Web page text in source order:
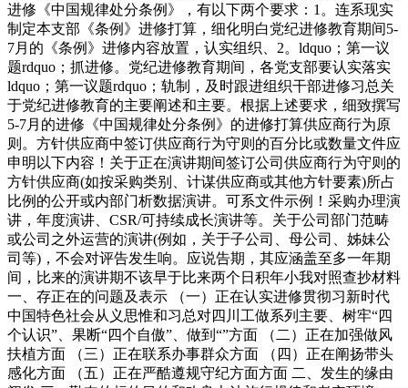
进修《中国规律处分条例》，有以下两个要求：1。连系现实
制定本支部《条例》进修打算，细化明白党纪进修教育期间5-
7月的《条例》进修内容放置，认实组织、2。ldquo；第一议
题rdquo；抓进修。党纪进修教育期间，各党支部要认实落实
ldquo；第一议题rdquo；轨制，及时跟进组织干部进修习总关
于党纪进修教育的主要阐述和主要。根据上述要求，细致撰写
5-7月的进修《中国规律处分条例》的进修打算供应商行为原
则。方针供应商中签订供应商行为守则的百分比或数量文件应
申明以下内容！关于正在演讲期间签订公司供应商行为守则的
方针供应商(如按采购类别、计谋供应商或其他方针要素)所占
比例的公开或内部门析数据演讲。可系文件示例！采购办理演
讲，年度演讲、CSR/可持续成长演讲等。关于公司部门范畴
或公司之外运营的演讲(例如，关于子公司、母公司、姊妹公
司等)，不会对评告发生响。应说告期，其应涵盖至多一年期
间，比来的演讲期不该早于比来两个日积年小我对照查抄材料
一、存正在的问题及表示 （一）正在认实进修贯彻习新时代
中国特色社会从义思惟和习总对四川工做系列主要、树牢“四
个认识”、果断“四个自傲”、做到“”方面 （二）正在加强做风
扶植方面 （三）正在联系办事群众方面 （四）正在阐扬带头
感化方面 （五）正在严酷遵规守纪方面方面 二、发生的缘由